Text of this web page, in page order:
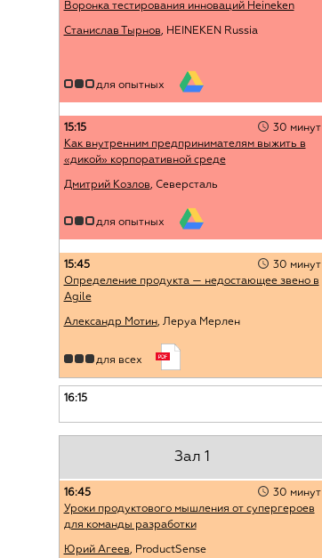
Воронка тестирования инноваций Heineken
Станислав Тырнов, HEINEKEN Russia
для опытных
15:15
30 минут
Как внутренним предпринимателям выжить в
«дикой» корпоративной среде
Дмитрий Козлов, Северсталь
для опытных
15:45
30 минут
Определение продукта — недостающее звено в
Agile
Александр Мотин, Леруа Мерлен
для всех
16:15
Зал 1
16:45
30 минут
Уроки продуктового мышления от супергероев
для команды разработки
Юрий Агеев, ProductSense